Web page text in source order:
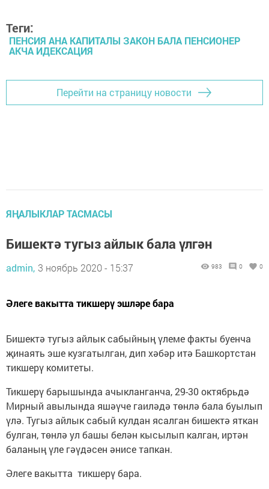
Теги:
ПЕНСИЯ АНА КАПИТАЛЫ ЗАКОН БАЛА ПЕНСИОНЕР
АКЧА ИДЕКСАЦИЯ
Перейти на страницу новости
ЯҢАЛЫКЛАР ТАСМАСЫ
Бишектә тугыз айлык бала үлгән
admin, 3 ноябрь 2020 - 15:37 983 0 0
Әлеге вакытта тикшерү эшләре бара
Бишектә тугыз айлык сабыйның үлеме факты буенча
җинаять эше кузгатылган, дип хәбәр итә Башкортстан
тикшерү комитеты.
Тикшерү барышында ачыкланганча, 29-30 октябрьдә
Мирный авылында яшәүче гаиләдә төнлә бала буылып
үлә. Тугыз айлык сабый кулдан ясалган бишектә яткан
булган, төнлә ул башы белән кысылып калган, иртән
баланың үле гәүдәсен әнисе тапкан.
Әлеге вакытта тикшерү бара.